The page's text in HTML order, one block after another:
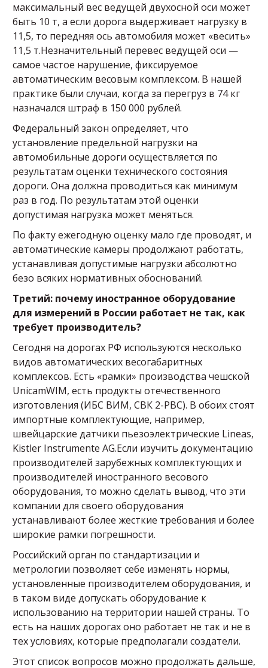
максимальный вес ведущей двухосной оси может
быть 10 т, а если дорога выдерживает нагрузку в
11,5, то передняя ось автомобиля может «весить»
11,5 т.Незначительный перевес ведущей оси —
самое частое нарушение, фиксируемое
автоматическим весовым комплексом. В нашей
практике были случаи, когда за перегруз в 74 кг
назначался штраф в 150 000 рублей.
Федеральный закон определяет, что
установление предельной нагрузки на
автомобильные дороги осуществляется по
результатам оценки технического состояния
дороги. Она должна проводиться как минимум
раз в год. По результатам этой оценки
допустимая нагрузка может меняться.
По факту ежегодную оценку мало где проводят, и
автоматические камеры продолжают работать,
устанавливая допустимые нагрузки абсолютно
безо всяких нормативных обоснований.
Третий: почему иностранное оборудование
для измерений в России работает не так, как
требует производитель?
Сегодня на дорогах РФ используются несколько
видов автоматических весогабаритных
комплексов. Есть «рамки» производства чешской
UnicamWIM, есть продукты отечественного
изготовления (ИБС ВИМ, СВК 2-РВС). В обоих стоят
импортные комплектующие, например,
швейцарские датчики пьезоэлектрические Lineas,
Kistler Instrumente AG.Если изучить документацию
производителей зарубежных комплектующих и
производителей иностранного весового
оборудования, то можно сделать вывод, что эти
компании для своего оборудования
устанавливают более жесткие требования и более
широкие рамки погрешности.
Российский орган по стандартизации и
метрологии позволяет себе изменять нормы,
установленные производителем оборудования, и
в таком виде допускать оборудование к
использованию на территории нашей страны. То
есть на наших дорогах оно работает не так и не в
тех условиях, которые предполагали создатели.
Этот список вопросов можно продолжать дальше,